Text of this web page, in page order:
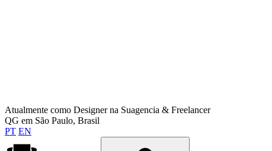
Atualmente como Designer na Suagencia & Freelancer
QG em São Paulo, Brasil
PT EN